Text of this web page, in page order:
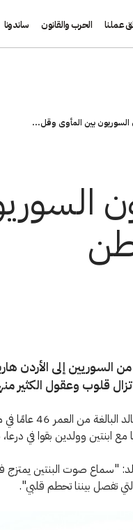
عملنا الحرب والقانون ساندونا
السوريون بين المأوى وقل...
من السوريين إلى الأردن
تزال قلوب وعقول الكثير
تعيش أم
ابنتين وولدين بقوا في
"سماع صوت البنتين يمتزج
تفصل بيننا تحطم قلبي".